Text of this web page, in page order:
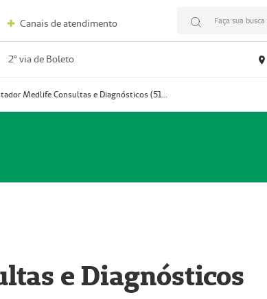
Canais de atendimento Faça sua busca
2º via de Boleto
Prestador Medlife Consultas e Diagnósticos (51004334-2)
e Diagnósticos